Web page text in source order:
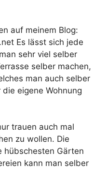
auf meinem Blog:
Es lässt sich jede
sehr viel selber
selber machen,
man auch selber
eigene Wohnung
trauen auch mal
zu wollen. Die
hübschesten Gärten
kann man selber